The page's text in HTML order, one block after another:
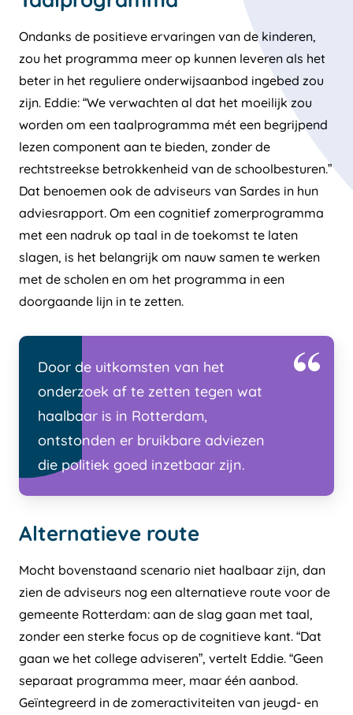
Ondanks de positieve ervaringen van de kinderen,
zou het programma meer op kunnen leveren als het
beter in het reguliere onderwijsaanbod ingebed zou
zijn. Eddie: “We verwachten al dat het moeilijk zou
worden om een taalprogramma mét een begrijpend
lezen component aan te bieden, zonder de
rechtstreekse betrokkenheid van de schoolbesturen.”
Dat benoemen ook de adviseurs van Sardes in hun
adviesrapport. Om een cognitief zomerprogramma
met een nadruk op taal in de toekomst te laten
slagen, is het belangrijk om nauw samen te werken
met de scholen en om het programma in een
doorgaande lijn in te zetten.
Door de uitkomsten van het
onderzoek af te zetten tegen wat
haalbaar is in Rotterdam,
ontstonden er bruikbare adviezen
die politiek goed inzetbaar zijn.
Alternatieve route
Mocht bovenstaand scenario niet haalbaar zijn, dan
zien de adviseurs nog een alternatieve route voor de
gemeente Rotterdam: aan de slag gaan met taal,
zonder een sterke focus op de cognitieve kant. “Dat
gaan we het college adviseren”, vertelt Eddie. “Geen
separaat programma meer, maar één aanbod.
Geïntegreerd in de zomeractiviteiten van jeugd- en